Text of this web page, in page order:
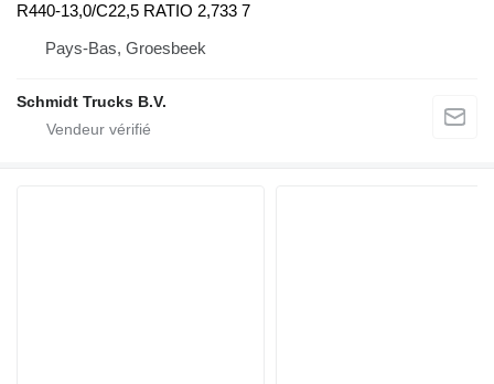
R440-13,0/C22,5 RATIO 2,733 7
Pays-Bas, Groesbeek
Schmidt Trucks B.V.